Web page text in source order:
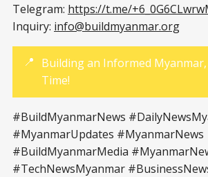
Telegram: https://t.me/
Inquiry: info@buildmyanmar.org
📍 Building an Informed
Time!
#BuildMyanmarNews
#MyanmarUpdates #MyanmarNews
#BuildMyanmarMedia
#TechNewsMyanmar